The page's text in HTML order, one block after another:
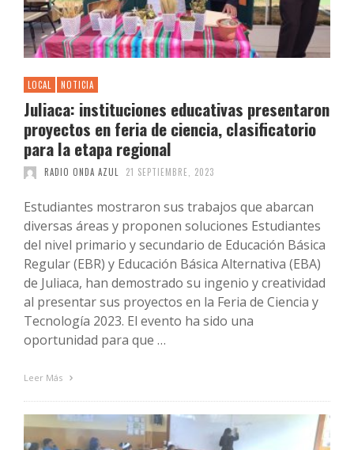
LOCAL NOTICIA
Juliaca: instituciones educativas presentaron
proyectos en feria de ciencia, clasificatorio
para la etapa regional
RADIO ONDA AZUL 21 SEPTIEMBRE, 2023
Estudiantes mostraron sus trabajos que abarcan
diversas áreas y proponen soluciones Estudiantes
del nivel primario y secundario de Educación Básica
Regular (EBR) y Educación Básica Alternativa (EBA)
de Juliaca, han demostrado su ingenio y creatividad
al presentar sus proyectos en la Feria de Ciencia y
Tecnología 2023. El evento ha sido una
oportunidad para que …
Leer Más